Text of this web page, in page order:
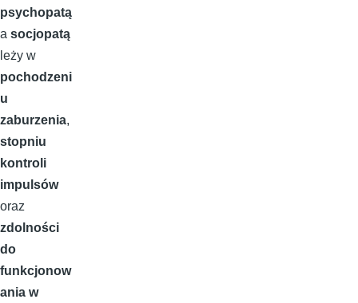
psychopatą
a socjopatą
leży w
pochodzeni
u
zaburzenia,
stopniu
kontroli
impulsów
oraz
zdolności
do
funkcjonow
ania w